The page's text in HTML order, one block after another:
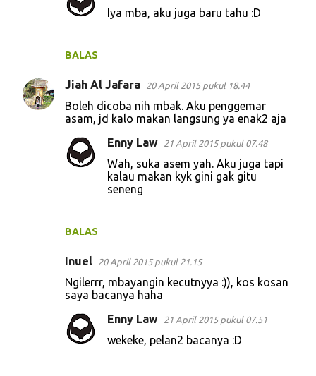
r
BALAS
Iya mba, aku juga baru tahu :D
Jiah Al Jafara 20 April 2015 pukul 18.44
Boleh dicoba nih mbak. Aku penggemar
asam, jd kalo makan langsung ya enak2 aja
BALAS
Enny Law 21 April 2015 pukul 07.48
Wah, suka asem yah. Aku juga tapi
kalau makan kyk gini gak gitu
seneng
Inuel 20 April 2015 pukul 21.15
Ngilerrr, mbayangin kecutnyya :)), kos kosan
saya bacanya haha
Enny Law 21 April 2015 pukul 07.51
wekeke, pelan2 bacanya :D